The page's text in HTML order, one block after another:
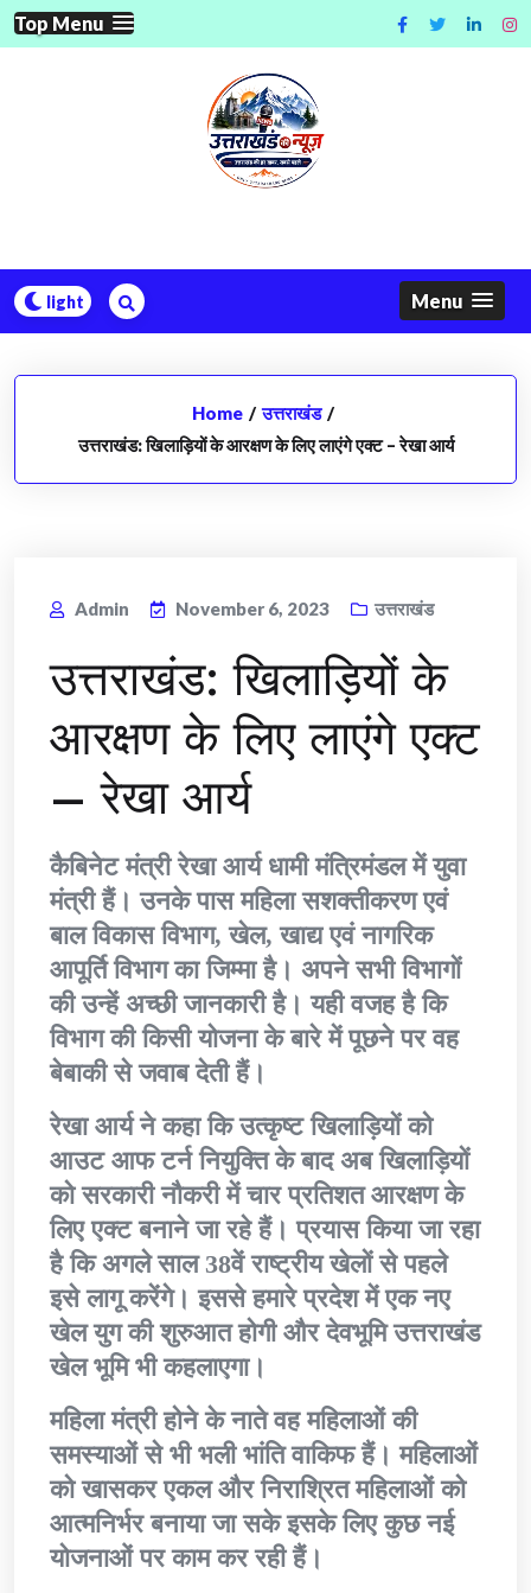
Skip
to
Top Menu
Menu
Home / उत्तराखंड /
उत्तराखंड: खिलाड़ियों के आरक्षण के लिए लाएंगे एक्ट – रेखा आर्य
Admin November 6, 2023 उत्तराखंड
उत्तराखंड: खिलाड़ियों के
आरक्षण के लिए लाएंगे एक्ट
– रेखा आर्य
कैबिनेट मंत्री रेखा आर्य धामी मंत्रिमंडल में युवा
मंत्री हैं। उनके पास महिला सशक्तीकरण एवं
बाल विकास विभाग, खेल, खाद्य एवं नागरिक
आपूर्ति विभाग का जिम्मा है। अपने सभी विभागों
की उन्हें अच्छी जानकारी है। यही वजह है कि
विभाग की किसी योजना के बारे में पूछने पर वह
बेबाकी से जवाब देती हैं।
रेखा आर्य ने कहा कि उत्कृष्ट खिलाड़ियों को
आउट आफ टर्न नियुक्ति के बाद अब खिलाड़ियों
को सरकारी नौकरी में चार प्रतिशत आरक्षण के
लिए एक्ट बनाने जा रहे हैं। प्रयास किया जा रहा
है कि अगले साल 38वें राष्ट्रीय खेलों से पहले
इसे लागू करेंगे। इससे हमारे प्रदेश में एक नए
खेल युग की शुरुआत होगी और देवभूमि उत्तराखंड
खेल भूमि भी कहलाएगा।
महिला मंत्री होने के नाते वह महिलाओं की
समस्याओं से भी भली भांति वाकिफ हैं। महिलाओं
को खासकर एकल और निराश्रित महिलाओं को
आत्मनिर्भर बनाया जा सके इसके लिए कुछ नई
योजनाओं पर काम कर रही हैं।